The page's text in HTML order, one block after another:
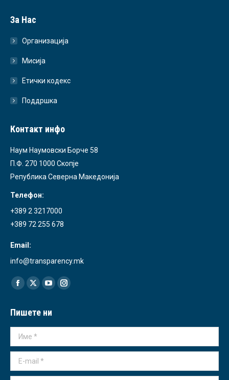
За Нас
Организација
Мисија
Етички кодекс
Поддршка
Контакт инфо
Наум Наумовски Борче 58
П.Ф. 270 1000 Скопје
Република Северна Македонија
Телефон:
+389 2 3217000
+389 72 255 678
Email:
info@transparency.mk
Find us on:
Facebook
opens
in
X
opens
in
YouTube
opens
in
Instagram
in
Пишете ни
Име *
E-mail *